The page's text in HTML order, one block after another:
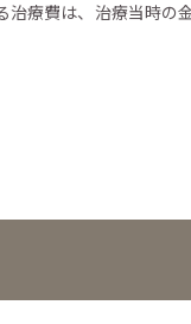
療費は、治療当時の